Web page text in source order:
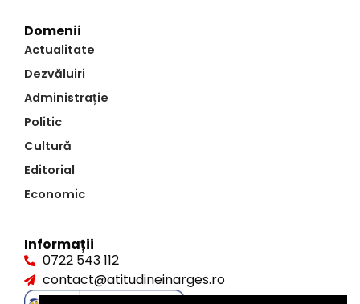
Domenii
Actualitate
Dezvăluiri
Administrație
Politic
Cultură
Editorial
Economic
Informații
0722 543 112
contact@atitudineinarges.ro